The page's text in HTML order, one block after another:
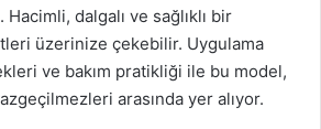
dalgalı ve sağlıklı bir
üzerinize çekebilir. Uygulama
ve bakım pratikliği ile bu model,
arasında yer alıyor.